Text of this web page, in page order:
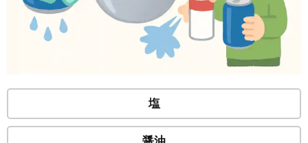
塩